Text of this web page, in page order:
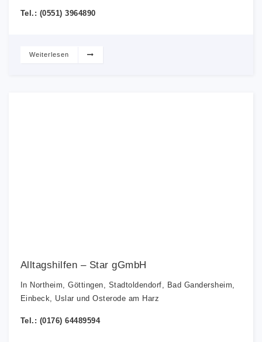
Tel.: (0551) 3964890
Weiterlesen
Alltagshilfen – Star gGmbH
In Northeim, Göttingen, Stadtoldendorf, Bad Gandersheim,
Einbeck, Uslar und Osterode am Harz
Tel.: (0176) 64489594